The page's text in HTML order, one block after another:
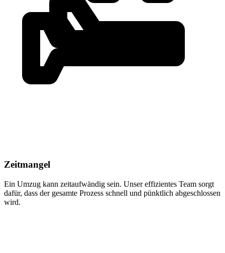
Zeitmangel
Ein Umzug kann zeitaufwändig sein. Unser effizientes Team sorgt
dafür, dass der gesamte Prozess schnell und pünktlich abgeschlossen
wird.